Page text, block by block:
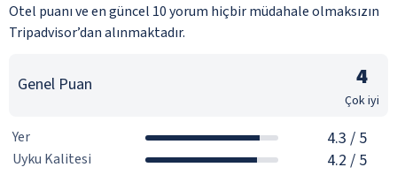
Otel puanı ve en güncel 10 yorum hiçbir müdahale olmaksızın
Tripadvisor’dan alınmaktadır.
Genel Puan 4
Çok iyi
Yer 4.3 / 5
Uyku Kalitesi 4.2 / 5